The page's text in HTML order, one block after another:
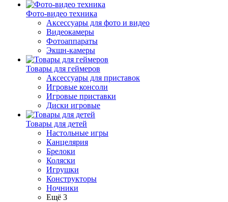
Фото-видео техника
Аксессуары для фото и видео
Видеокамеры
Фотоаппараты
Экшн-камеры
Товары для геймеров
Аксессуары для приставок
Игровые консоли
Игровые приставки
Диски игровые
Товары для детей
Настольные игры
Канцелярия
Брелоки
Коляски
Игрушки
Конструкторы
Ночники
Ещё 3